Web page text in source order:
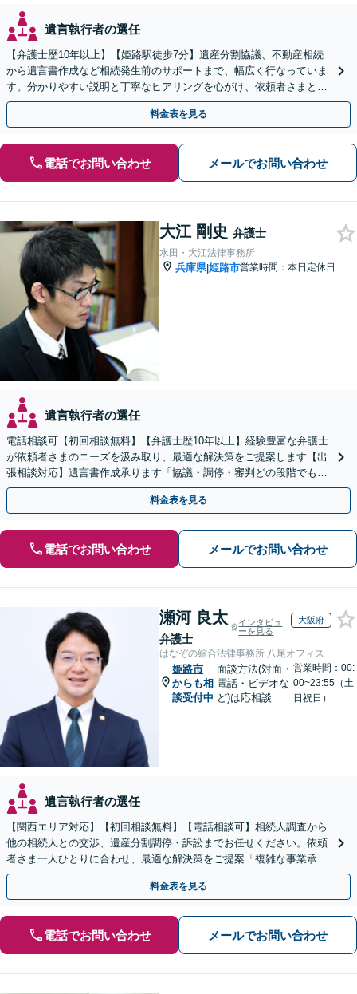
遺言執行者の選任
【弁護士歴10年以上】【姫路駅徒歩7分】遺産分割協議、不動産相続
から遺言書作成など相続発生前のサポートまで、幅広く行なっていま
す。分かりやすい説明と丁寧なヒアリングを心がけ、依頼者さまと一
緒に最適な解決策を模索してまいります。
料金表を見る
電話でお問い合わせ メールでお問い合わせ
大江 剛史 弁護士
水田・大江法律事務所
兵庫県|姫路市営業時間：本日定休日
遺言執行者の選任
電話相談可【初回相談無料】【弁護士歴10年以上】経験豊富な弁護士
が依頼者さまのニーズを汲み取り、最適な解決策をご提案します【出
張相談対応】遺言書作成承ります「協議・調停・審判どの段階でも相
談OK」【分割・後払い利用可】【ビデオ面談あり】
料金表を見る
電話でお問い合わせ メールでお問い合わせ
瀬河 良太
弁護士
インタビュ
ーを見る
大阪府
はなぞの綜合法律事務所 八尾オフィス
姫路市
からも相
談受付中
面談方法(対面・
電話・ビデオな
ど)は応相談
営業時間：00:
00~23:55（土
日祝日）
遺言執行者の選任
【関西エリア対応】【初回相談無料】【電話相談可】相続人調査から
他の相続人との交渉、遺産分割調停・訴訟までお任せください。依頼
者さま一人ひとりに合わせ、最適な解決策をご提案「複雑な事業承
継、不動産相続など」【完全個室対応】【休日・夜間相談可】
料金表を見る
電話でお問い合わせ メールでお問い合わせ